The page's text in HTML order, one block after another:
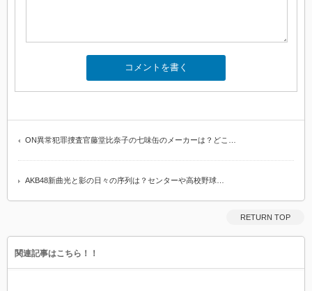
ON異常犯罪捜査官藤堂比奈子の七味缶のメーカーは？どこ…
AKB48新曲光と影の日々の序列は？センターや高校野球…
RETURN TOP
関連記事はこちら！！